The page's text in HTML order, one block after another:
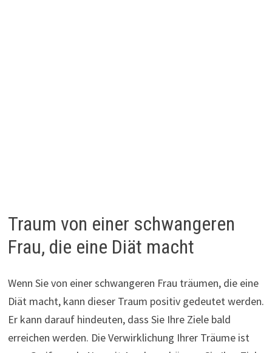
Traum von einer schwangeren
Frau, die eine Diät macht
Wenn Sie von einer schwangeren Frau träumen, die eine
Diät macht, kann dieser Traum positiv gedeutet werden.
Er kann darauf hindeuten, dass Sie Ihre Ziele bald
erreichen werden. Die Verwirklichung Ihrer Träume ist